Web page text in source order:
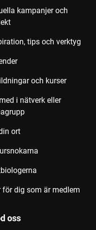
kampanjer och
tips och verktyg
och kurser
i nätverk eller
ort
för dig som är medlem
oss